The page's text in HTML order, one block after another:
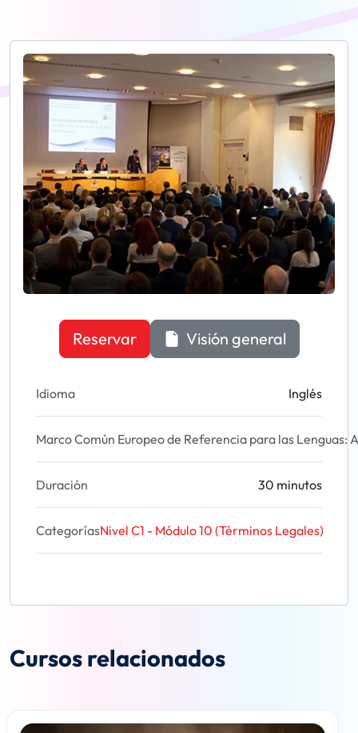
Reservar Visión general
Idioma Inglés
Marco Común Europeo de Referencia para las Lenguas:
Duración 30 minutos
CategoríasNivel C1 - Módulo 10 (Términos Legales)
Cursos relacionados